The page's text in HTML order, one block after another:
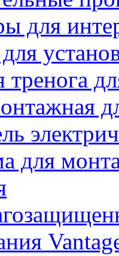
для
тренога
для